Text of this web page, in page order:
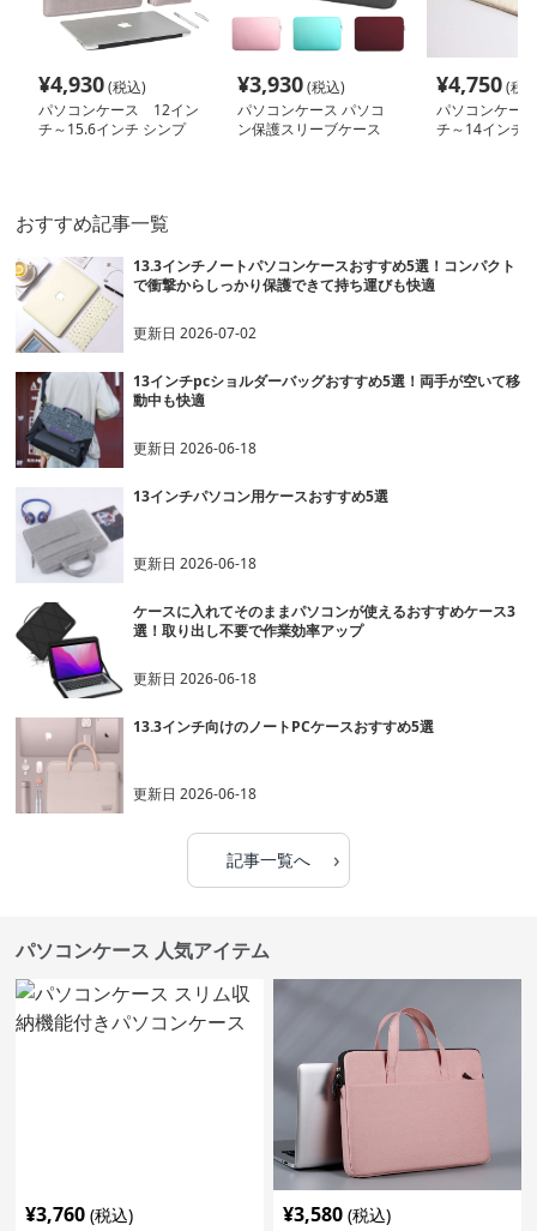
¥4,930(税込)
パソコンケース 12イン
チ～15.6インチ シンプ
¥3,930(税込)
パソコンケース パソコ
ン保護スリーブケース
¥4,750(税
パソコンケー
チ～14インチ
おすすめ記事一覧
13.3インチノートパソコンケースおすすめ5選！コンパクト
で衝撃からしっかり保護できて持ち運びも快適
更新日2026-07-02
13インチpcショルダーバッグおすすめ5選！両手が空いて移
動中も快適
更新日2026-06-18
13インチパソコン用ケースおすすめ5選
更新日2026-06-18
ケースに入れてそのままパソコンが使えるおすすめケース3
選！取り出し不要で作業効率アップ
更新日2026-06-18
13.3インチ向けのノートPCケースおすすめ5選
更新日2026-06-18
記事一覧へ ›
パソコンケース 人気アイテム
¥3,760 (税込) ¥3,580 (税込)